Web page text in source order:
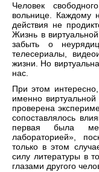
Человек
вольнице. Каждому
действия не
Жизнь в
забыть о
телесериалы,
жизни. Но
нас.
При этом
именно
проверена
сопоставлялось
первая была
лабораторией»,
только в этом
силу литературы в
глазами другого